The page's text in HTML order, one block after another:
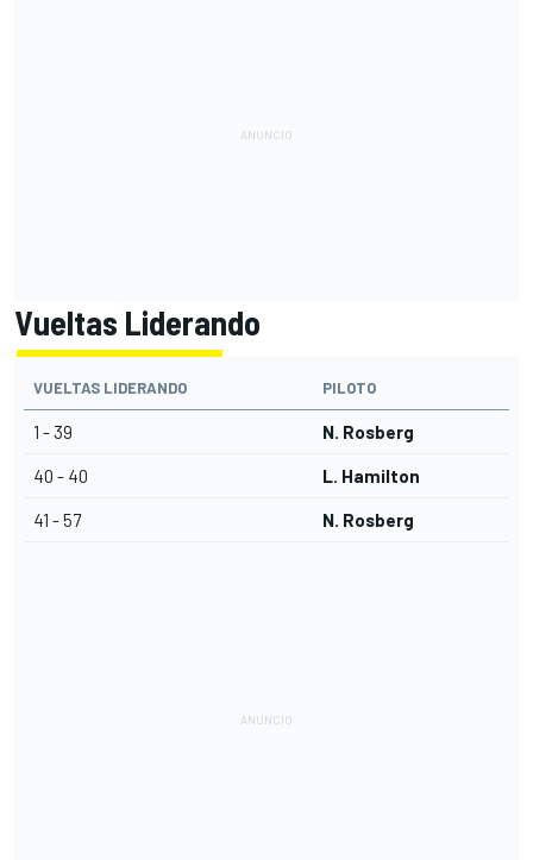
Vueltas Liderando
VUELTAS LIDERANDO PILOTO
1 - 39 N. Rosberg
40 - 40 L. Hamilton
41 - 57 N. Rosberg